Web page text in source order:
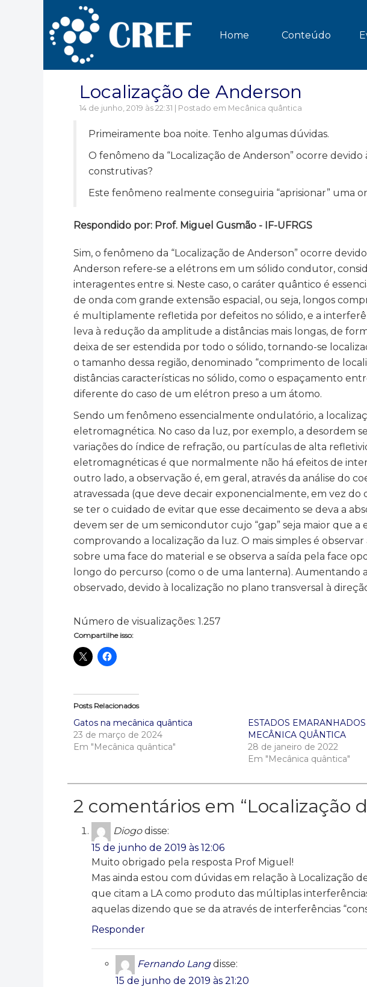
Home Conteúdo
Localização de Anderson
14 de junho, 2019 às 22:31 | Postado em Mecânica quântica
Primeiramente boa noite. Tenho algumas dúvidas.
O fenômeno da “Localização de Anderson” ocorre
construtivas?
Este fenômeno realmente conseguiria “aprisionar” uma
Respondido por: Prof. Miguel Gusmão - IF-UFRGS
Sim, o fenômeno da “Localização de Anderson” ocorre
Anderson refere-se a elétrons em um sólido condutor,
interagentes entre si. Neste caso, o caráter quântico é
de onda com grande extensão espacial, ou seja, longos
é multiplamente refletida por defeitos no sólido, e a
leva à redução da amplitude a distâncias mais longas, de
deixa de ser estendida por todo o sólido, tornando-se
o tamanho dessa região, denominado “comprimento de
distâncias características no sólido, como o espaçamento
diferente do caso de um elétron preso a um átomo.
Sendo um fenômeno essencialmente ondulatório, a
eletromagnética. No caso da luz, por exemplo, a desordem
variações do índice de refração, ou partículas de alta
eletromagnéticas é que normalmente não há efeitos de
outro lado, a observação é, em geral, através da análise do
atravessada (que deve decair exponencialmente, em vez
se ter o cuidado de evitar que esse decaimento se deva a
devem ser de um semicondutor cujo “gap” seja maior que
comprovando a localização da luz. O mais simples é
sobre uma face do material e se observa a saída pela face
longo do percurso (como o de uma lanterna). Aumentando
observado, devido à localização no plano transversal à
Número de visualizações: 1.257
Compartilhe isso:
Posts Relacionados
Gatos na mecânica quântica
23 de março de 2024
Em "Mecânica quântica"
ESTADOS
MECÂNICA QUÂNTICA
28 de janeiro de 2022
Em "Mecânica quântica"
2 comentários em “Localização
Diogo disse:
15 de junho de 2019 às 12:06
Muito obrigado pela resposta Prof Miguel!
Mas ainda estou com dúvidas em relação à Localização
que citam a LA como produto das múltiplas
aquelas dizendo que se da através de interferências
Responder
Fernando Lang disse:
15 de junho de 2019 às 21:20